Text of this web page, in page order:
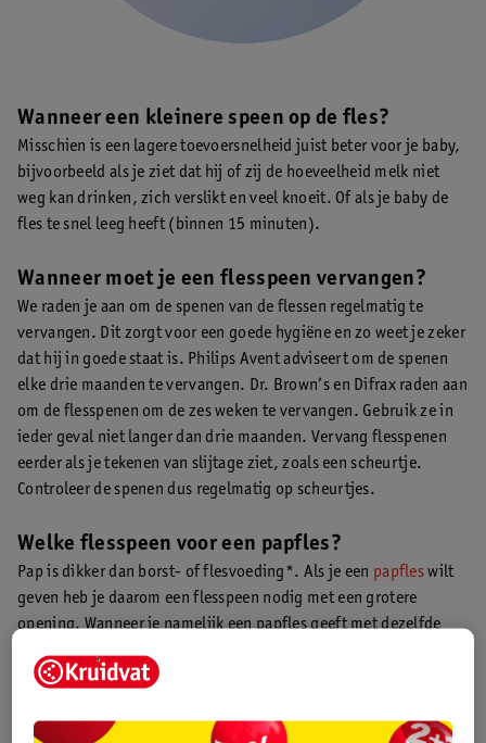
Wanneer een kleinere speen op de fles?
Misschien is een lagere toevoersnelheid juist beter voor je baby,
bijvoorbeeld als je ziet dat hij of zij de hoeveelheid melk niet
weg kan drinken, zich verslikt en veel knoeit. Of als je baby de
fles te snel leeg heeft (binnen 15 minuten).
Wanneer moet je een flesspeen vervangen?
We raden je aan om de spenen van de flessen regelmatig te
vervangen. Dit zorgt voor een goede hygiëne en zo weet je zeker
dat hij in goede staat is. Philips Avent adviseert om de spenen
elke drie maanden te vervangen. Dr. Brown’s en Difrax raden aan
om de flesspenen om de zes weken te vervangen. Gebruik ze in
ieder geval niet langer dan drie maanden. Vervang flesspenen
eerder als je tekenen van slijtage ziet, zoals een scheurtje.
Controleer de spenen dus regelmatig op scheurtjes.
Welke flesspeen voor een papfles?
Pap is dikker dan borst- of flesvoeding*. Als je een papfleswilt
geven heb je daarom een flesspeen nodig met een grotere
opening. Wanneer je namelijk een papfles geeft met dezelfde
uit de fles te drinken. Probeer een grotere maat flesspeen of
Merken als Difrax, Dr. Browns, Philips Avent, Hegen en Kruidvat